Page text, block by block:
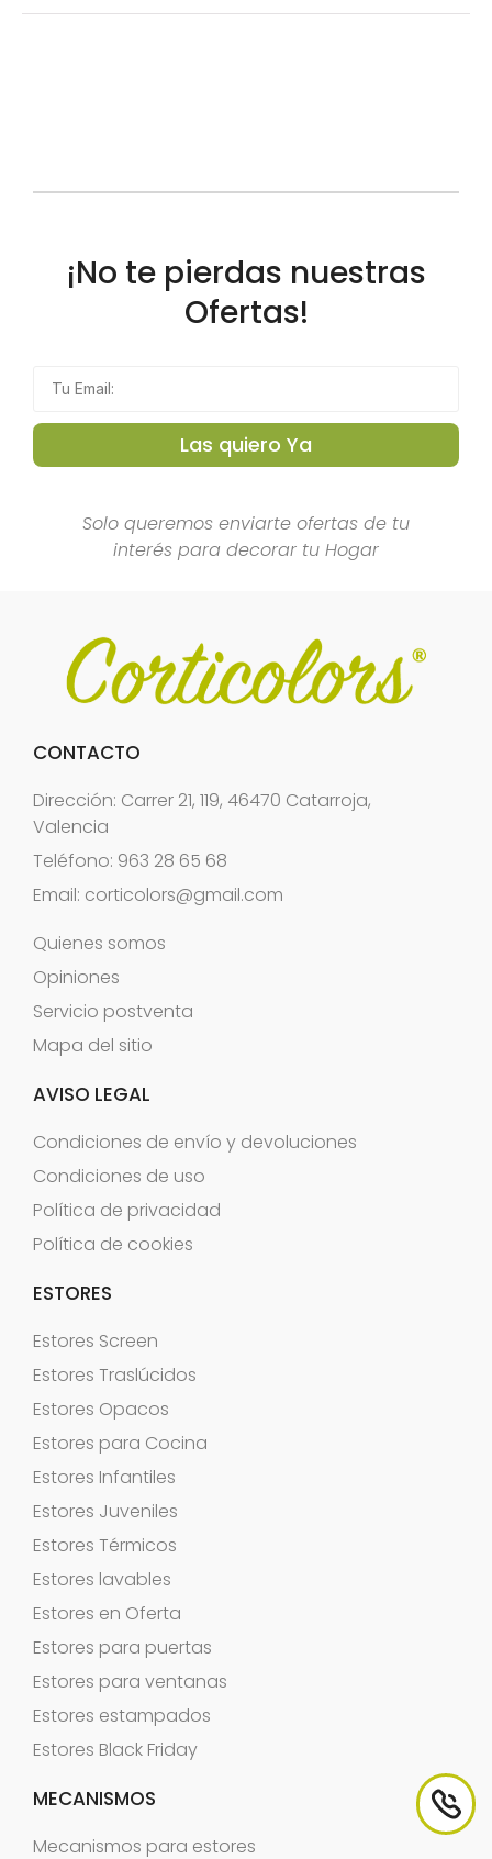
¡No te pierdas nuestras
Ofertas!
Las quiero Ya
Solo queremos enviarte ofertas de tu
interés para decorar tu Hogar
CONTACTO
Dirección: Carrer 21, 119, 46470 Catarroja,
Valencia
Teléfono: 963 28 65 68
Email: corticolors@gmail.com
Quienes somos
Opiniones
Servicio postventa
Mapa del sitio
AVISO LEGAL
Condiciones de envío y devoluciones
Condiciones de uso
Política de privacidad
Política de cookies
ESTORES
Estores Screen
Estores Traslúcidos
Estores Opacos
Estores para Cocina
Estores Infantiles
Estores Juveniles
Estores Térmicos
Estores lavables
Estores en Oferta
Estores para puertas
Estores para ventanas
Estores estampados
Estores Black Friday
MECANISMOS
Mecanismos para estores